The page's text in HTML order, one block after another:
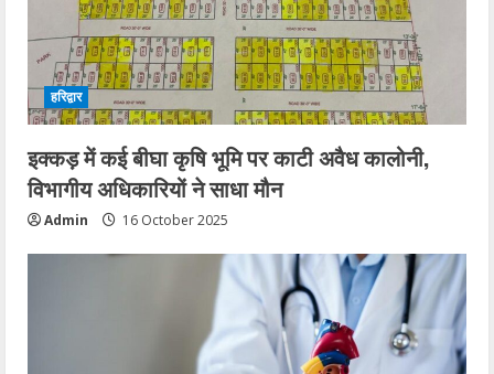
हरिद्वार
इक्कड़ में कई बीघा कृषि भूमि पर काटी अवैध कालोनी,
विभागीय अधिकारियों ने साधा मौन
Admin 16 October 2025